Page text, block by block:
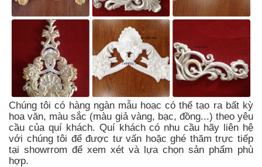
Chúng tôi có hàng ngàn mẫu hoạc có thể tạo ra bất kỳ
hoa văn, màu sắc (màu giả vàng, bạc, đồng...) theo yêu
cầu của quí khách. Quí khách có nhu cầu hãy liên hệ
với chúng tôi để được tư vấn hoặc ghé thăm trực tiếp
tại showrrom để xem xét và lựa chọn sản phẩm phù
hợp.